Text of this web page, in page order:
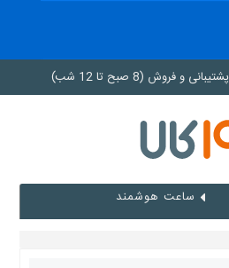
پشتیبانی و فروش (8 صبح تا 12 شب)
ساعت هوشمند